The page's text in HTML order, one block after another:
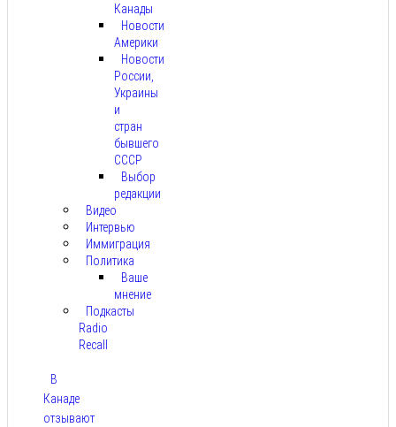
Канады
Новости
Америки
Новости
России,
Украины
и
стран
бывшего
СССР
Выбор
редакции
Видео
Интервью
Иммиграция
Политика
Ваше
мнение
Подкасты
Radio
Recall
В
Канаде
отзывают